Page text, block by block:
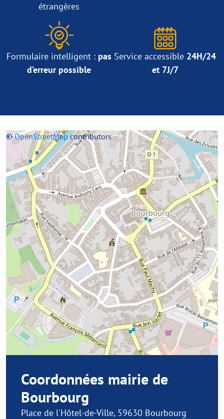
étrangères
Formulaire intelligent : pas
d’erreur possible
Service accessible 24H/24
et 7J/7
+−
©OpenStreetMapcontributors
Coordonnées mairie de
Bourbourg
Place de l'Hôtel-de-Ville, 59630 Bourbourg